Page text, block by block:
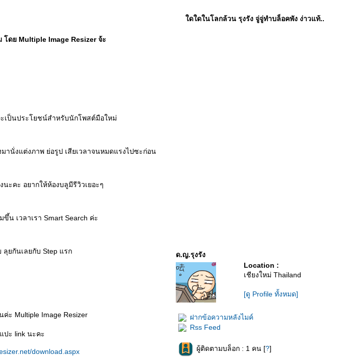
ดใดในโลกล้วน รุงรัง จู่จู่ทำบล็อคพัง ง่าวแท้..
โดย Multiple Image Resizer จ้ะ
ะเป็นประโยชน์สำหรับนักโพสต์มือใหม่
านั่งแต่งภาพ ย่อรูป เสียเวลาจนหมดแรงไปซะก่อน
ะคะ อยากให้ห้องบลูมีรีวิวเยอะๆ
น เวลาเรา Smart Search ค่ะ
ลุยกันเลยกับ Step แรก
ค่ะ Multiple Image Resizer
ะ link นะคะ
download.aspx
ด.ญ.รุงรัง
Location :
เชียงใหม่ Thailand
[ดู Profile ทั้งหมด]
ฝากข้อความหลังไมค์
Rss Feed
ผู้ติดตามบล็อก : 1 คน [?]